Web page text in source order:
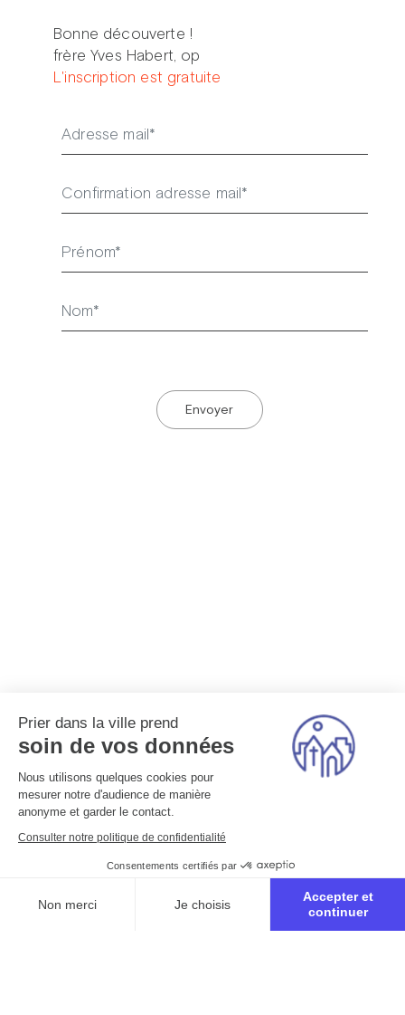
Bonne découverte !
frère Yves Habert, op
L'inscription est gratuite
Envoyer
Prier dans la ville prend
soin de vos données
Nous utilisons quelques cookies pour
mesurer notre d'audience de manière
anonyme et garder le contact.
Consulter notre politique de confidentialité
Consentements certifiés par
Non merci Je choisis
Accepter et
continuer